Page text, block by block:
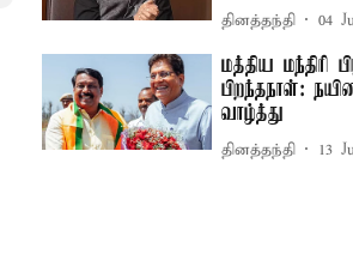
தினத்தந்தி 04
மத்திய மந்திரி
பிறந்தநாள்:
வாழ்த்து
தினத்தந்தி 13